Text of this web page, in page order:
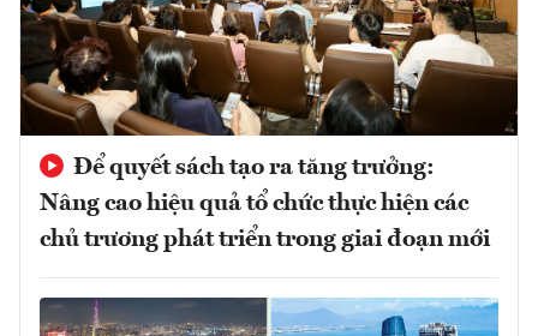
Để quyết sách tạo ra tăng trưởng:
Nâng cao hiệu quả tổ chức thực hiện các
chủ trương phát triển trong giai đoạn mới